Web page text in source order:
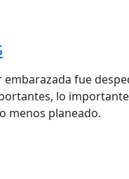
fue
lo
menos planeado.